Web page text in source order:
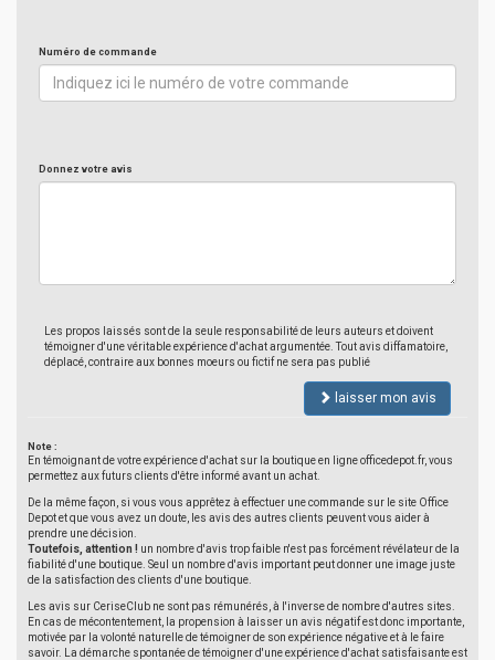
Numéro de commande
Donnez votre avis
Les propos laissés sont de la seule responsabilité de leurs auteurs et doivent
témoigner d'une véritable expérience d'achat argumentée. Tout avis diffamatoire,
déplacé, contraire aux bonnes moeurs ou fictif ne sera pas publié
laisser mon avis
Note :
En témoignant de votre expérience d'achat sur la boutique en ligne officedepot.fr, vous
permettez aux futurs clients d'être informé avant un achat.
De la même façon, si vous vous apprêtez à effectuer une commande sur le site Office
Depot et que vous avez un doute, les avis des autres clients peuvent vous aider à
prendre une décision.
Toutefois, attention ! un nombre d'avis trop faible n'est pas forcément révélateur de la
fiabilité d'une boutique. Seul un nombre d'avis important peut donner une image juste
de la satisfaction des clients d'une boutique.
Les avis sur CeriseClub ne sont pas rémunérés, à l'inverse de nombre d'autres sites.
En cas de mécontentement, la propension à laisser un avis négatif est donc importante,
motivée par la volonté naturelle de témoigner de son expérience négative et à le faire
savoir. La démarche spontanée de témoigner d'une expérience d'achat satisfaisante est